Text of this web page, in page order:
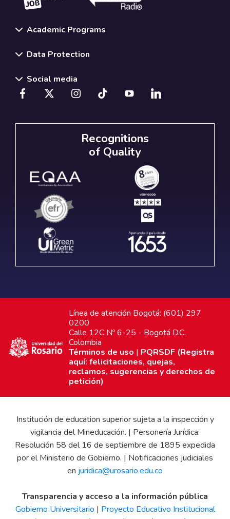
Academic Programs
Data Protection
Social media
Recognitions
of Quality
Línea de atención Bogotá: (601) 297
0200
Calle 12C Nº 6-25 - Bogotá D.C.
Colombia
Términos de uso | PQRSDF (Registra
aquí: felicitaciones, quejas,
reclamos, sugerencias y derechos de
petición)
Institución de education superior sujeta a la inspección y
vigilancia del Mineducación. | Personería Jurídica:
Resolución 58 del 16 de septiembre de 1895 expedida
por el Ministerio de Gobierno. | Notificaciones judiciales
en juridica@urosario.edu.co
Transparencia y acceso a la información pública
Gobierno Universitario | Proyecto Educativo Institucional